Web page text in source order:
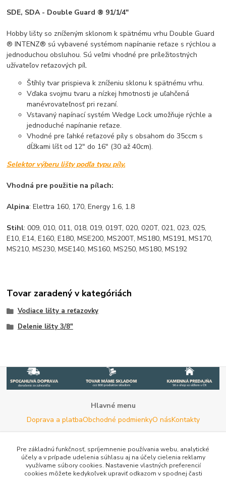
SDE, SDA - Double Guard ® 91/1/4"
Hobby lišty so zníženým sklonom k spätnému vrhu Double Guard
® INTENZ® sú vybavené systémom napínanie reťaze s rýchlou a
jednoduchou obsluhou. Sú veľmi vhodné pre príležitostných
užívateľov reťazových píl.
Štíhly tvar prispieva k zníženiu sklonu k spätnému vrhu.
Vďaka svojmu tvaru a nízkej hmotnosti je uľahčená
manévrovateľnosť pri rezaní.
Vstavaný napínací systém Wedge Lock umožňuje rýchle a
jednoduché napínanie reťaze.
Vhodné pre ľahké reťazové píly s obsahom do 35ccm s
dĺžkami líšt od 12" do 16" (30 až 40cm).
Selektor výberu lišty podľa typu píly.
Vhodná pre použitie na pílach:
Alpina: Elettra 160, 170, Energy 1.6, 1.8
Stihl: 009, 010, 011, 018, 019, 019T, 020, 020T, 021, 023, 025,
E10, E14, E160, E180, MSE200, MS200T, MS180, MS191, MS170,
MS210, MS230, MSE140, MS160, MS250, MS180, MS192
Tovar zaradený v kategóriách
Vodiace lišty a reťazovky
Delenie lišty 3/8"
Hlavné menu
Doprava a platbaObchodné podmienkyO násKontakty
Potrebujete poradiť s výberom?
Neváhajte nás kontaktovať.
Tel:+420 722 744 267- Po - Pia (8 - 16 hod)
Pre základnú funkčnosť, spríjemnenie používania webu, analytické
účely a v prípade udelenia súhlasu aj na účely cielenia reklamy
využívame súbory cookies. Nastavenie vlastných preferencií
cookies môžete kedykoľvek upraviť odkazom v spodnej časti